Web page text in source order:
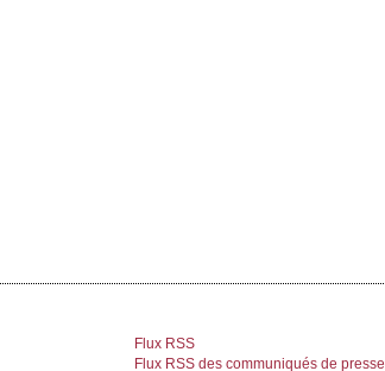
Flux RSS
Flux RSS des communiqués de presse